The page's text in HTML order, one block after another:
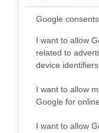
Google consents
I want to allow
related to
device identifiers
I want to allow
Google for
I want to allow